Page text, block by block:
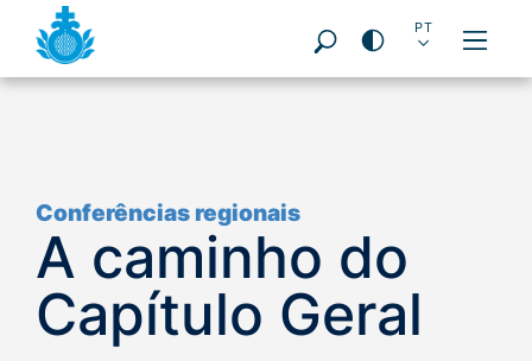
Seitenbereiche:
DE
EN
ES
FR
IT
PL
PT
Conferências regionais
A caminho do
Capítulo Geral